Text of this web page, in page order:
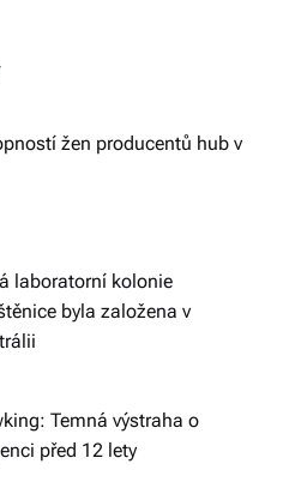
žen producentů hub v
laboratorní kolonie
byla založena v
Temná výstraha o
před 12 lety